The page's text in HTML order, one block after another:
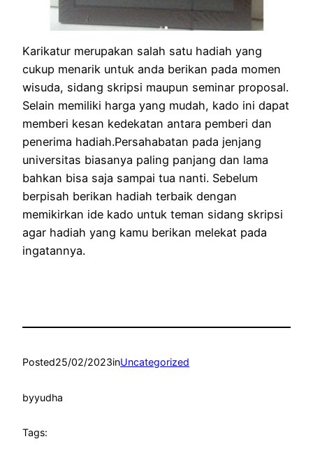
Karikatur merupakan salah satu hadiah yang
cukup menarik untuk anda berikan pada momen
wisuda, sidang skripsi maupun seminar proposal.
Selain memiliki harga yang mudah, kado ini dapat
memberi kesan kedekatan antara pemberi dan
penerima hadiah.Persahabatan pada jenjang
universitas biasanya paling panjang dan lama
bahkan bisa saja sampai tua nanti. Sebelum
berpisah berikan hadiah terbaik dengan
memikirkan ide kado untuk teman sidang skripsi
agar hadiah yang kamu berikan melekat pada
ingatannya.
Posted25/02/2023inUncategorized
byyudha
Tags: